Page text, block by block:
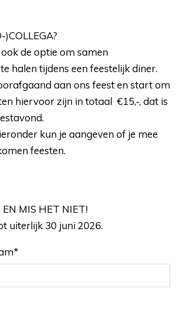
)COLLEGA?
de optie om samen
halen tijdens een feestelijk diner.
aan ons feest en start om
hiervoor zijn in totaal €15,-, dat is
kun je aangeven of je mee
feesten.
EN MIS HET NIET!
uiterlijk 30 juni 2026.
*